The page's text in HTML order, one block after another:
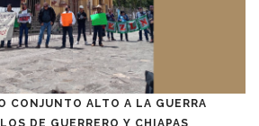
CONJUNTO ALTO A LA GUERRA
DE GUERRERO Y CHIAPAS